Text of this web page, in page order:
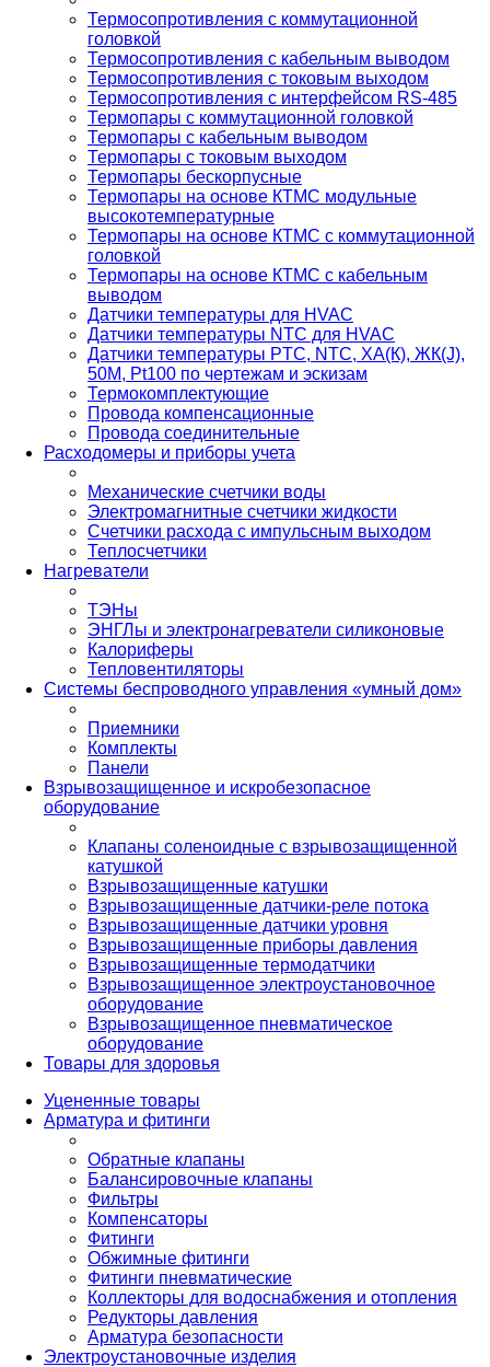
Термосопротивления с коммутационной
головкой
Термосопротивления с кабельным выводом
Термосопротивления с токовым выходом
Термосопротивления с интерфейсом RS-485
Термопары с коммутационной головкой
Термопары с кабельным выводом
Термопары с токовым выходом
Термопары бескорпусные
Термопары на основе КТМС модульные
высокотемпературные
Термопары на основе КТМС с коммутационной
головкой
Термопары на основе КТМС с кабельным
выводом
Датчики температуры для HVAC
Датчики температуры NTC для HVAC
Датчики температуры PTС, NTC, ХА(К), ЖК(J),
50М, Pt100 по чертежам и эскизам
Термокомплектующие
Провода компенсационные
Провода соединительные
Расходомеры и приборы учета
Механические счетчики воды
Электромагнитные счетчики жидкости
Счетчики расхода с импульсным выходом
Теплосчетчики
Нагреватели
ТЭНы
ЭНГЛы и электронагреватели силиконовые
Калориферы
Тепловентиляторы
Системы беспроводного управления «умный дом»
Приемники
Комплекты
Панели
Взрывозащищенное и искробезопасное
оборудование
Клапаны соленоидные с взрывозащищенной
катушкой
Взрывозащищенные катушки
Взрывозащищенные датчики-реле потока
Взрывозащищенные датчики уровня
Взрывозащищенные приборы давления
Взрывозащищенные термодатчики
Взрывозащищенное электроустановочное
оборудование
Взрывозащищенное пневматическое
оборудование
Товары для здоровья
Уцененные товары
Арматура и фитинги
Обратные клапаны
Балансировочные клапаны
Фильтры
Компенсаторы
Фитинги
Обжимные фитинги
Фитинги пневматические
Коллекторы для водоснабжения и отопления
Редукторы давления
Арматура безопасности
Электроустановочные изделия